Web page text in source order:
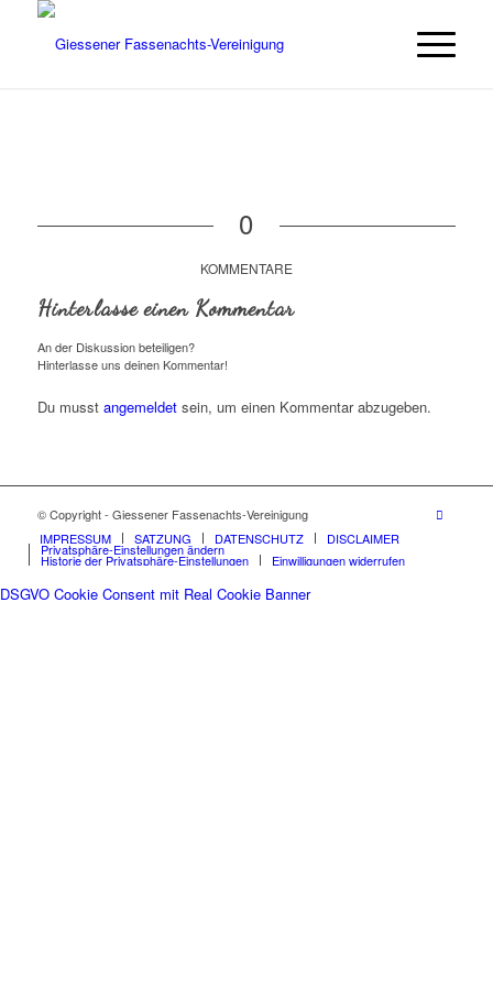
0
KOMMENTARE
Hinterlasse einen Kommentar
An der Diskussion beteiligen?
Hinterlasse uns deinen Kommentar!
Du musst angemeldetsein, um einen Kommentar abzugeben.
© Copyright - Giessener Fassenachts-Vereinigung
IMPRESSUM
SATZUNG DATENSCHUTZ DISCLAIMER
Privatsphäre-Einstellungen ändern
Historie der Privatsphäre-Einstellungen Einwilligungen widerrufen
DSGVO Cookie Consent mit Real Cookie Banner